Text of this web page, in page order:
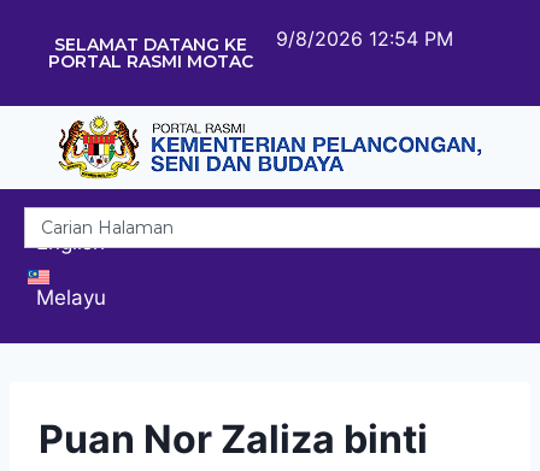
SELAMAT DATANG KE
PORTAL RASMI MOTAC
9/8/2026 12:54 PM
English
Melayu
Puan Nor Zaliza binti